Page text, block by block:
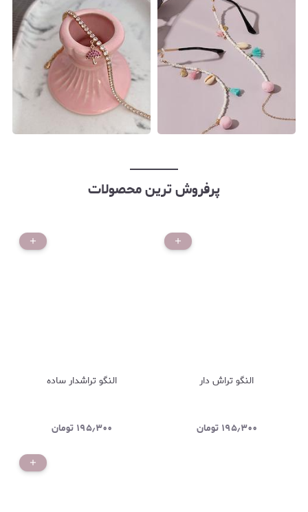
پرفروش ترین محصولات
النگو تراش دار
۱۹۵٫۳۰۰ تومان
النگو تراشدار ساده
۱۹۵٫۳۰۰ تومان